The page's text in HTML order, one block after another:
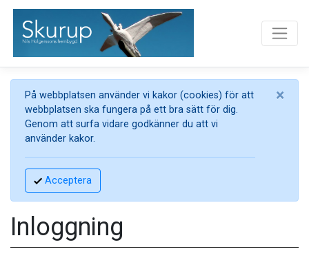
På webbplatsen använder vi kakor (cookies) för att
webbplatsen ska fungera på ett bra sätt för dig.
Genom att surfa vidare godkänner du att vi
använder kakor.
Acceptera
×
Inloggning